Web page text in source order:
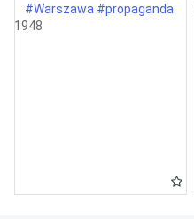
socjalizmu" na
rogu ul.
#Warszawa #propaganda
1948